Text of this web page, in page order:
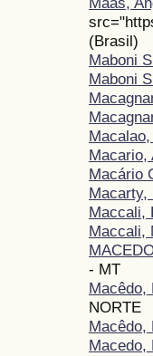
(Brasil)
Maboni
Maboni
Macario,
Macário
Macarty,
Maccali,
Maccali,
- MT
Macêdo,
NORTE
Macêdo,
Macedo,